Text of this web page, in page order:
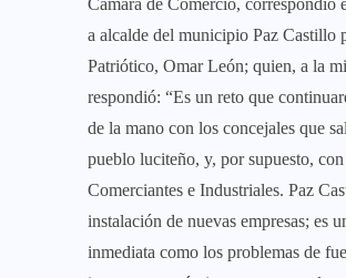
Cámara de Comercio, correspondió
a alcalde del municipio Paz Castillo
Patriótico, Omar León; quien, a la
respondió: “Es un reto que
de la mano con los concejales que
pueblo luciteño, y, por supuesto,
Comerciantes e Industriales. Paz
instalación de nuevas empresas; es
inmediata como los problemas de